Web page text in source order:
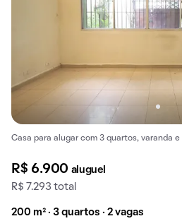
Casa para alugar com 3 quartos, varanda
R$ 6.900 aluguel
R$ 7.293 total
200 m² · 3 quartos · 2 vagas